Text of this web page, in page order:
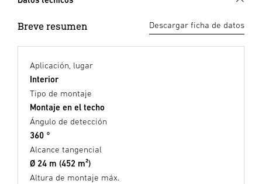
Breve resumen Descargar ficha de datos
Aplicación, lugar
Interior
Tipo de montaje
Montaje en el techo
Ángulo de detección
360 °
Alcance tangencial
Ø 24 m (452 m²)
Altura de montaje máx.